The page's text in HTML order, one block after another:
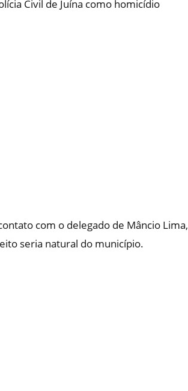
Civil de Juína como homicídio
com o delegado de Mâncio Lima,
seria natural do município.